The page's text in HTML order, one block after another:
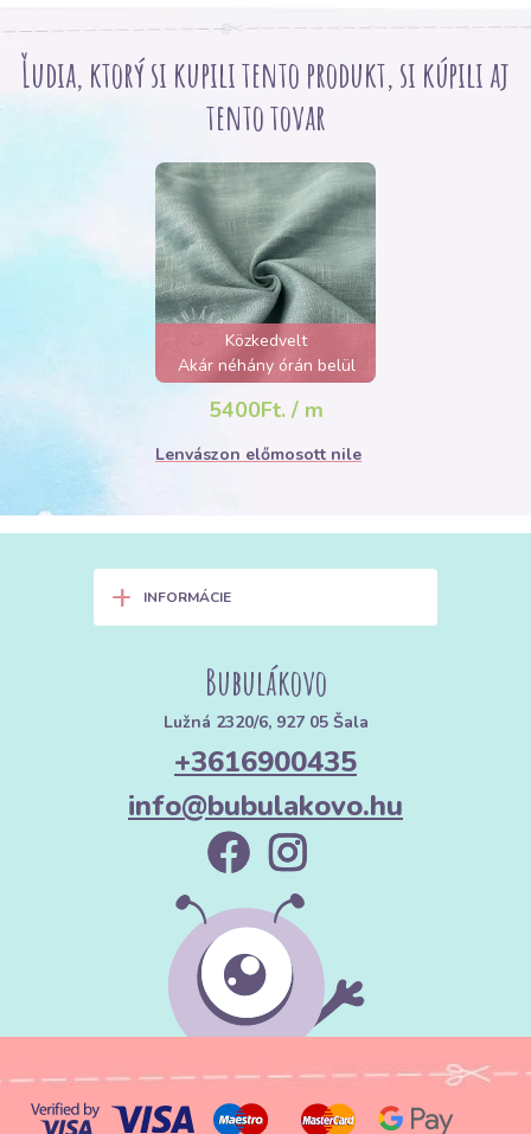
Ľudia, ktorý si kupili tento produkt, si kúpili aj
tento tovar
Közkedvelt
Akár néhány órán belül
elfogyhat!
5400Ft. / m
Lenvászon előmosott nile
+ INFORMÁCIE
Bubulákovo
Lužná 2320/6, 927 05 Šala
+3616900435
info@bubulakovo.hu